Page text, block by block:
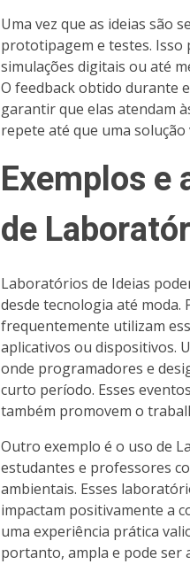
Uma vez que as ideias são
prototipagem e testes. Isso
simulações digitais ou até
O feedback obtido durante
garantir que elas atendam
repete até que uma
Exemplos e
de
Laboratórios de Ideias
desde tecnologia até moda.
frequentemente utilizam
aplicativos ou dispositivos.
onde programadores e
curto período. Esses
também promovem o
Outro exemplo é o uso de
estudantes e professores
ambientais. Esses
impactam positivamente a
uma experiência prática
portanto, ampla e pode ser